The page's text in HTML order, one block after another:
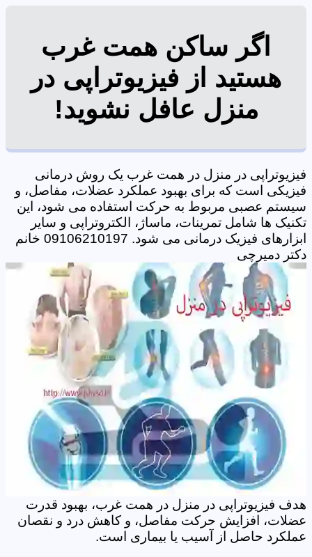
اگر ساکن همت غرب
هستید از فیزیوتراپی در
منزل عافل نشوید!
فیزیوتراپی در منزل در همت غرب یک روش درمانی
فیزیکی است که برای بهبود عملکرد عضلات، مفاصل، و
سیستم عصبی مربوط به حرکت استفاده می شود، این
تکنیک ها شامل تمرینات، ماساژ، الکتروتراپی و سایر
ابزارهای فیزیک درمانی می شود. 09106210197 خانم
دکتر دمیرچی
هدف فیزیوتراپی در منزل در همت غرب، بهبود قدرت
عضلات، افزایش حرکت مفاصل، و کاهش درد و نقصان
عملکرد حاصل از آسیب یا بیماری است.